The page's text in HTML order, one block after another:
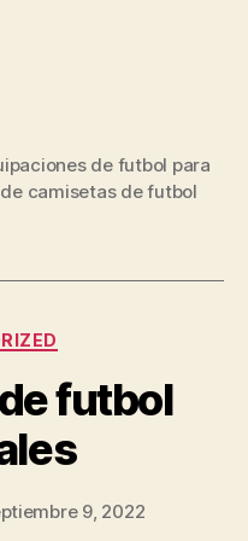
de futbol para
camisetas de futbol
futbol
9, 2022